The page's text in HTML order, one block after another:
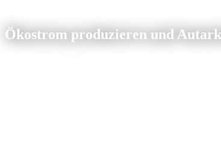
Ökostrom produzieren und